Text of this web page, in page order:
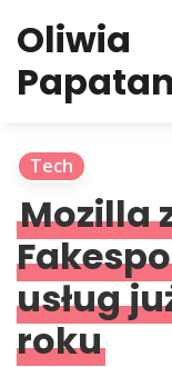
Oliwia
Tech
Mozilla
usług
roku